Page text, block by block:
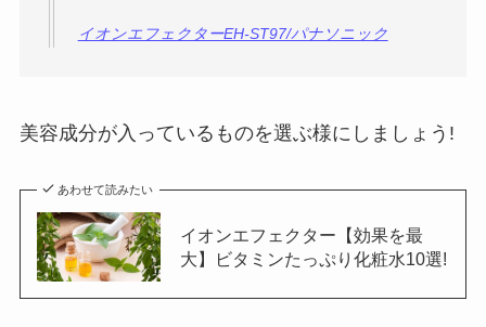
イオンエフェクターEH-ST97/パナソニック
美容成分が入っているものを選ぶ様にしましょう!
あわせて読みたい
イオンエフェクター【効果を最
大】ビタミンたっぷり化粧水10選!